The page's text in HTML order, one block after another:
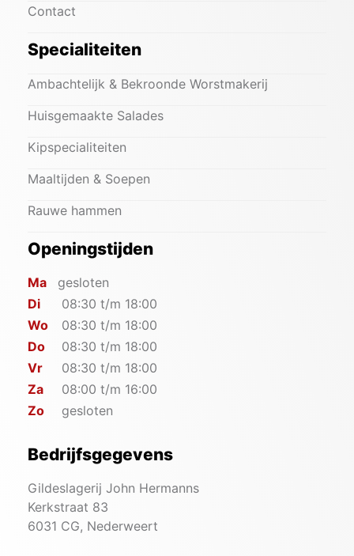
Contact
Specialiteiten
Ambachtelijk & Bekroonde Worstmakerij
Huisgemaakte Salades
Kipspecialiteiten
Maaltijden & Soepen
Rauwe hammen
Openingstijden
Ma
gesloten
Di
08:30 t/m 18:00
Wo
08:30 t/m 18:00
Do
08:30 t/m 18:00
Vr
08:30 t/m 18:00
Za
08:00 t/m 16:00
Zo
gesloten
Bedrijfsgegevens
Gildeslagerij John Hermanns
Kerkstraat 83
6031 CG, Nederweert